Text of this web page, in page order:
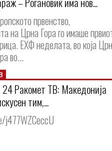
првенство,
на Црна Гора го имаше
ЕХФ неделата, во која
во...
Ракомет ТВ: Македонија
тим,...